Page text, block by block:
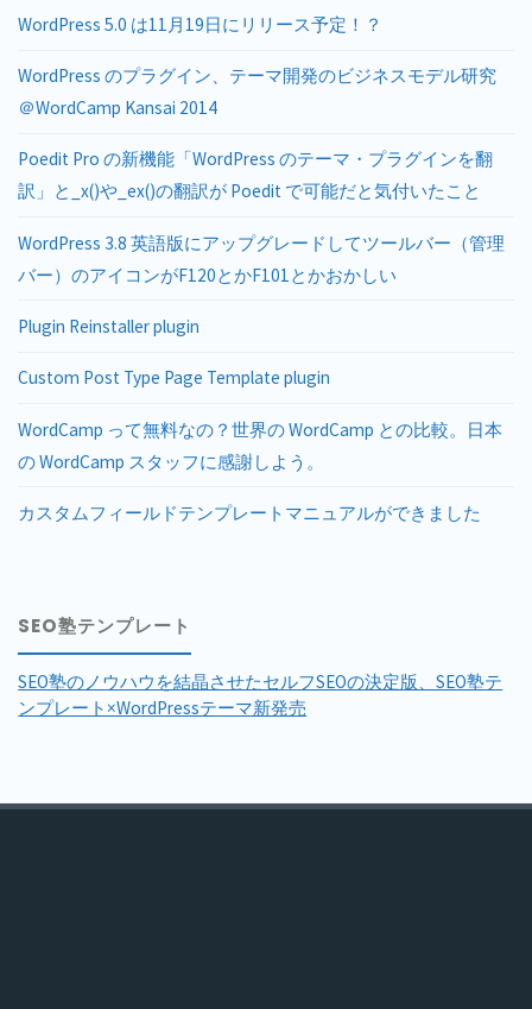
WordPress 5.0 は11月19日にリリース予定！？
WordPress のプラグイン、テーマ開発のビジネスモデル研究
＠WordCamp Kansai 2014
Poedit Pro の新機能「WordPress のテーマ・プラグインを翻
訳」と_x()や_ex()の翻訳が Poedit で可能だと気付いたこと
WordPress 3.8 英語版にアップグレードしてツールバー（管理
バー）のアイコンがF120とかF101とかおかしい
Plugin Reinstaller plugin
Custom Post Type Page Template plugin
WordCamp って無料なの？世界の WordCamp との比較。日本
の WordCamp スタッフに感謝しよう。
カスタムフィールドテンプレートマニュアルができました
SEO塾テンプレート
SEO塾のノウハウを結晶させたセルフSEOの決定版、SEO塾テ
ンプレート×WordPressテーマ新発売